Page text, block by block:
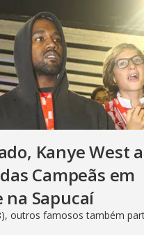
Kanye West
Campeãs em
na Sapucaí
outros famosos também